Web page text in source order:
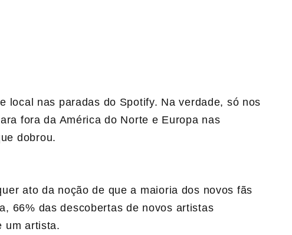
local nas paradas do Spotify. Na verdade, só nos
fora da América do Norte e Europa nas
dobrou.
ato da noção de que a maioria dos novos fãs
66% das descobertas de novos artistas
um artista.